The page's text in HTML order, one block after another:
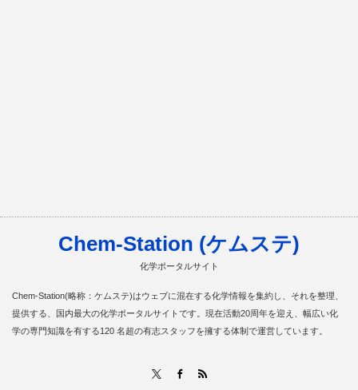
Chem-Station (ケムステ)
化学ポータルサイト
Chem-Station(略称：ケムステ)はウェブに混在する化学情報を集約し、それを整理、
提供する、国内最大の化学ポータルサイトです。現在活動20周年を迎え、幅広い化
学の専門知識を有する120 名超の有志スタッフを擁する体制で運営しています。
Facebook